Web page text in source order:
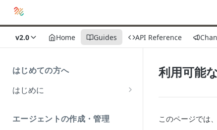
v2.0 Home Guides API Reference
はじめての方へ
はじめに
実用されるAIとは？
エージェントの作成・管理
利用可能
このページでは